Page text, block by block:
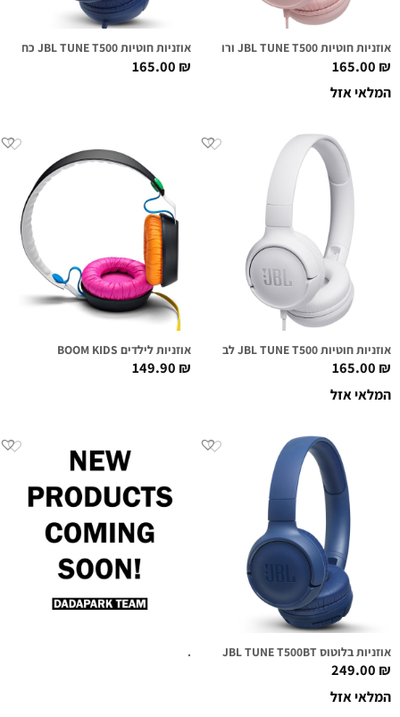
אוזניות חוטיות JBL TUNE T500 ורודות
165.00₪
המלאי אזל
אוזניות חוטיות JBL TUNE T500 כחולות
165.00₪
אוזניות חוטיות JBL TUNE T500 לבנות
165.00₪
המלאי אזל
אוזניות לילדים BOOM KIDS
149.90₪
אוזניות בלוטוס JBL TUNE T500BT כחולות
249.00₪
המלאי אזל